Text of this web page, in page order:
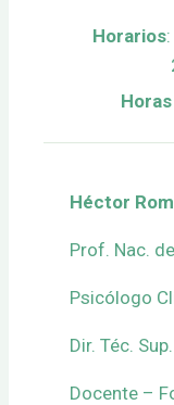
Horarios
Héctor
Prof. Nac.
Psicólogo
Dir. Téc.
Docente –